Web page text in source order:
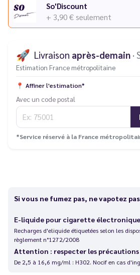
So'Discount
+ 3,90 € seulement
🚀 Livraison après-demain ·
Estimation France métropolitaine
📍 Affiner l'estimation*
Avec un code postal
*Service réservé à la France
Si vous ne fumez pas, ne vapotez
E-liquide pour cigarette électronique
Recharges d'eliquide étiquetées selon les
règlement n°1272/2008
Attention : respecter les précautions
De 2,5 à 16,6 mg/ml : H302. Nocif en cas